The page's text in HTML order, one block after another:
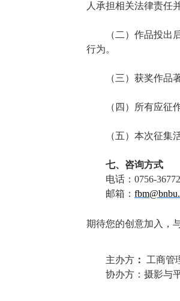
人承担相关法律责任
（二）作品投
行为。
（三）获奖作品
（四）所有应征
（五）本次征集
七、咨询方式
电话：0756-
邮箱：
期待您的创意加入，
主办方 ： 工商管
协办方：摄影与